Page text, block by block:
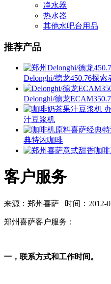
净水器
热水器
其他水吧台用品
推荐产品
Delonghi/德龙450.76探
Delonghi/德龙
汁豆浆机
典特浓咖啡
客户服务
来源：郑州喜萨 时间：2012-
郑州喜萨客户服务：
一，联系方式和工作时间。